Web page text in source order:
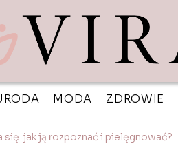
MODA ZDROWIE
się: jak ją rozpoznać i pielęgnować?